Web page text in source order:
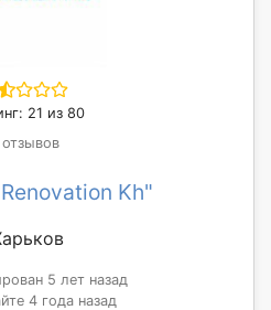
21 из 80
Kh"
5 лет назад
4 года назад